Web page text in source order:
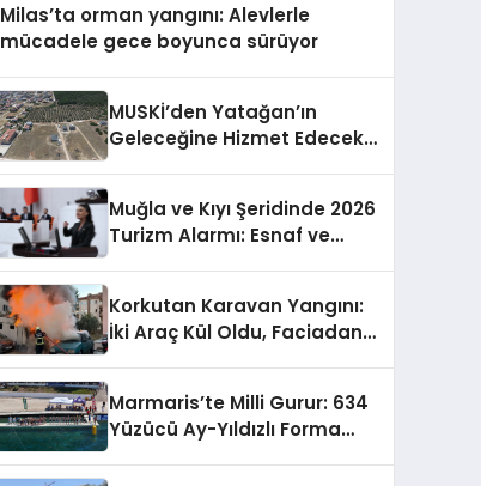
Milas’ta orman yangını: Alevlerle
mücadele gece boyunca sürüyor
MUSKİ’den Yatağan’ın
Geleceğine Hizmet Edecek
Muğla ve Kıyı Şeridinde 2026
Turizm Alarmı: Esnaf ve
Korkutan Karavan Yangını:
İki Araç Kül Oldu, Faciadan
Marmaris’te Milli Gurur: 634
Yüzücü Ay-Yıldızlı Forma